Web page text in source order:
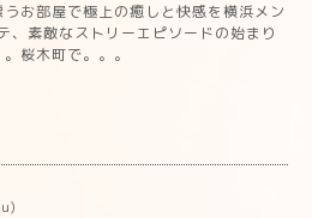
お部屋で極上の癒しと快感を横浜メン
、素敵なストリーエピソードの始まり
桜木町で。。。